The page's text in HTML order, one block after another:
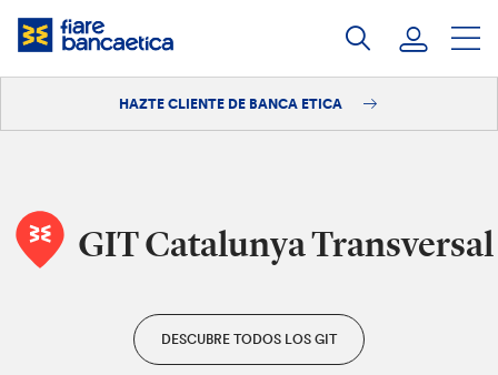
Saltar
HAZTE CLIENTE DE BANCA ETICA
GIT Catalunya Transversal
DESCUBRE TODOS LOS GIT